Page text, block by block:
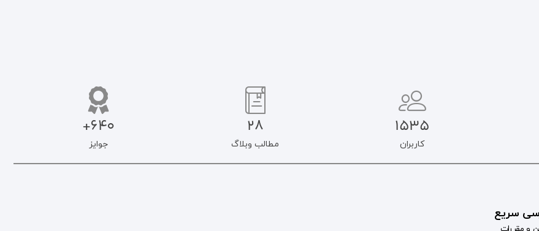
1535
کاربران
28
مطالب وبلاگ
640+
جوایز
سریع